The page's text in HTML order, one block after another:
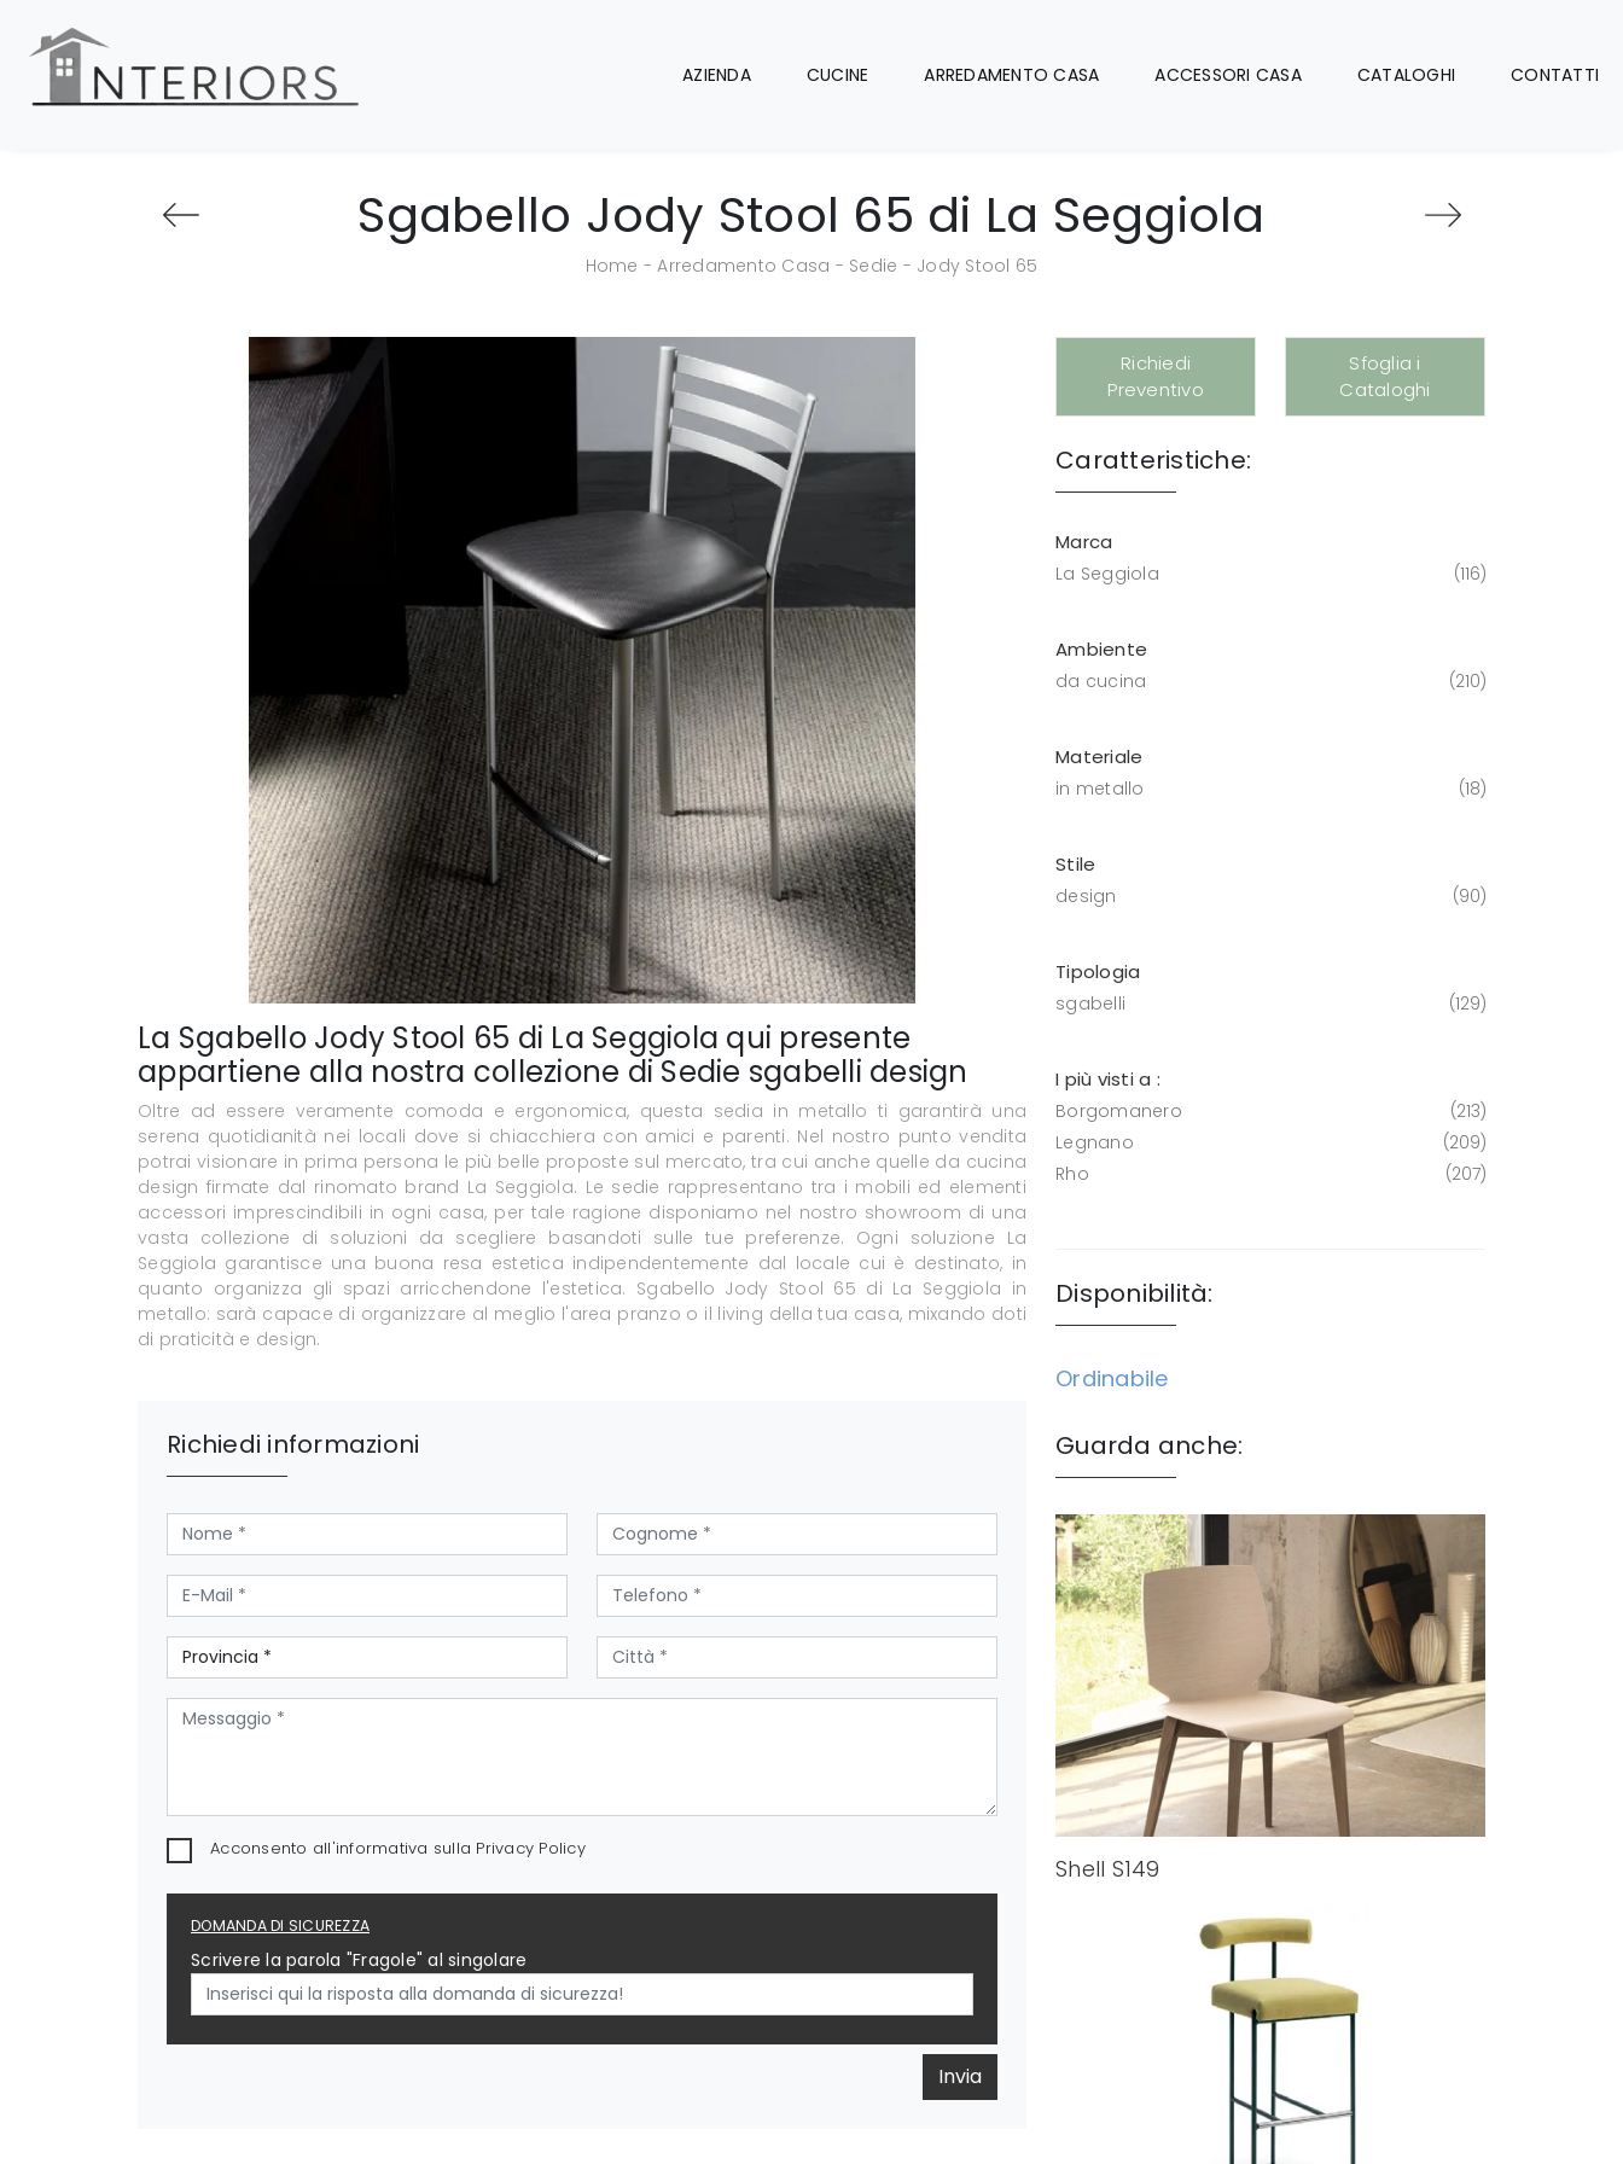
AZIENDA CUCINE ARREDAMENTO CASA ACCESSORI CASA CATALOGHI CONTATTI
Sgabello Jody Stool 65 di La Seggiola
Home -Arredamento Casa - Sedie - Jody Stool 65
La Sgabello Jody Stool 65 di La Seggiola qui presente
appartiene alla nostra collezione di Sedie sgabelli design
Oltre ad essere veramente comoda e ergonomica, questa sedia in metallo ti garantirà una
serena quotidianità nei locali dove si chiacchiera con amici e parenti. Nel nostro punto vendita
potrai visionare in prima persona le più belle proposte sul mercato, tra cui anche quelle da cucina
design firmate dal rinomato brand La Seggiola. Le sedie rappresentano tra i mobili ed elementi
accessori imprescindibili in ogni casa, per tale ragione disponiamo nel nostro showroom di una
vasta collezione di soluzioni da scegliere basandoti sulle tue preferenze. Ogni soluzione La
Seggiola garantisce una buona resa estetica indipendentemente dal locale cui è destinato, in
quanto organizza gli spazi arricchendone l'estetica. Sgabello Jody Stool 65 di La Seggiola in
metallo: sarà capace di organizzare al meglio l'area pranzo o il living della tua casa, mixando doti
di praticità e design.
Richiedi informazioni
Acconsento all'informativa sulla Privacy Policy
DOMANDA DI SICUREZZA
Scrivere la parola "Fragole" al singolare
Invia
Richiedi
Preventivo
Sfoglia i
Cataloghi
Caratteristiche:
Marca
La Seggiola 116
Ambiente
da cucina 210
Materiale
in metallo 18
Stile
design 90
Tipologia
sgabelli 129
I più visti a :
Borgomanero
213
Legnano
209
Rho
207
Disponibilità:
Ordinabile
Guarda anche:
Shell S149